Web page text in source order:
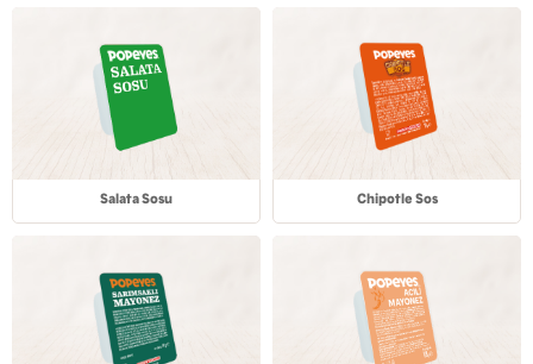
Salata Sosu Chipotle Sos